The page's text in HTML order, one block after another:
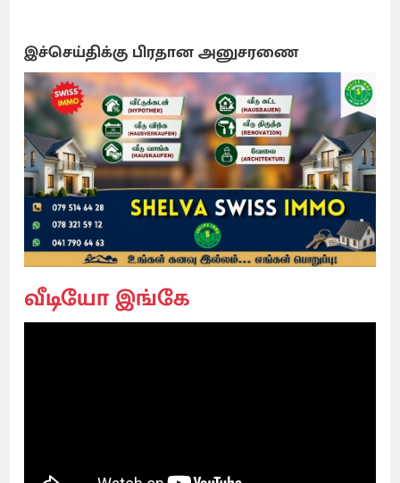
இச்செய்திக்கு பிரதான அனுசரணை
வீடியோ இங்கே